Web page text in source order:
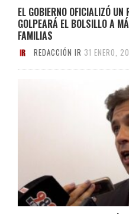
EL GOBIERNO OFICIALIZÓ
GOLPEARÁ EL BOLSILLO A
FAMILIAS
REDACCIÓN IR 31 ENERO,